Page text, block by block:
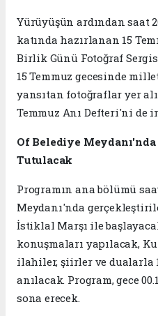
Yürüyüşün ardından saat
katında hazırlanan 15
Birlik Günü Fotoğraf
15 Temmuz gecesinde
yansıtan fotoğraflar yer
Temmuz Anı Defteri'ni de
Of Belediye
Tutulacak
Programın ana bölümü
Meydanı'nda
İstiklal Marşı ile
konuşmaları yapılacak,
ilahiler, şiirler ve dualarla
anılacak. Program, gece
sona erecek.